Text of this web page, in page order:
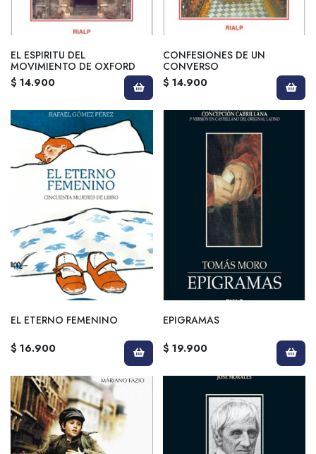
EL ESPIRITU DEL
MOVIMIENTO DE OXFORD
$ 14.900
CONFESIONES DE UN
CONVERSO
$ 14.900
EL ETERNO FEMENINO
$ 16.900
EPIGRAMAS
$ 19.900